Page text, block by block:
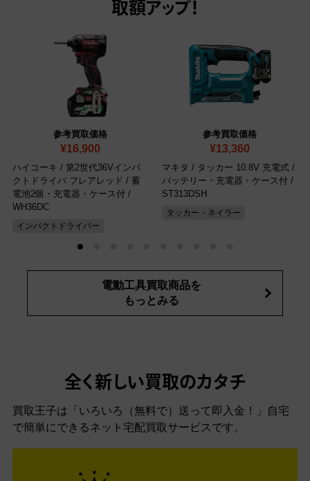
取額アップ！
参考買取価格
¥16,900
ハイコーキ / 第2世代36Vインパ
クトドライバ フレアレッド / 蓄
電池2個・充電器・ケース付 /
WH36DC
インパクトドライバー
参考買取価格
¥13,360
マキタ / タッカー 10.8V 充電式 /
バッテリー・充電器・ケース付 /
ST313DSH
タッカー・ネイラー
電動工具買取商品を
もっとみる
全く新しい買取のカタチ
買取王子は「いろいろ（無料で）送って即入金！」自宅
で簡単にできるネット宅配買取サービスです。